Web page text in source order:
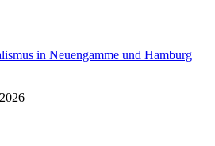
in Neuengamme und Hamburg